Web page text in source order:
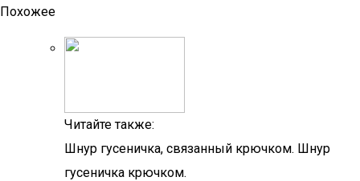
Похожее
Читайте также:
Шнур гусеничка, связанный крючком. Шнур
гусеничка крючком.